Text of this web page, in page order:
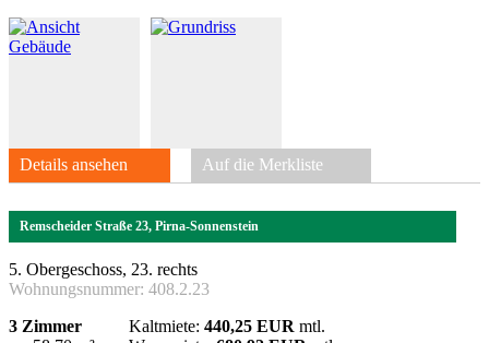
Details ansehen Auf die Merkliste
Remscheider Straße 23, Pirna-Sonnenstein
5. Obergeschoss, 23. rechts
Wohnungsnummer: 408.2.23
3 Zimmer
Kaltmiete: 440,25 EUR mtl.